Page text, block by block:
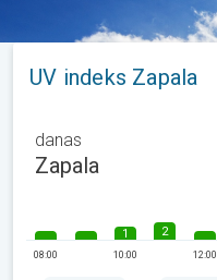
UV indeks Zapala
danas
Zapala
08:00
1
10:00
2
12:00